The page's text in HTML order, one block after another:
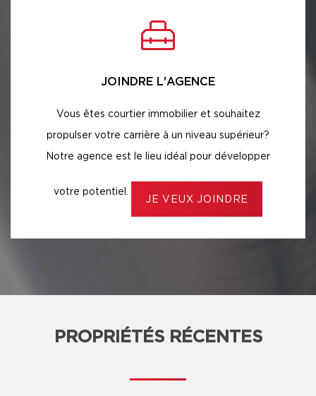
JOINDRE L'AGENCE
Vous êtes courtier immobilier et souhaitez
propulser votre carrière à un niveau supérieur?
Notre agence est le lieu idéal pour développer
votre potentiel.
JE VEUX JOINDRE
PROPRIÉTÉS RÉCENTES